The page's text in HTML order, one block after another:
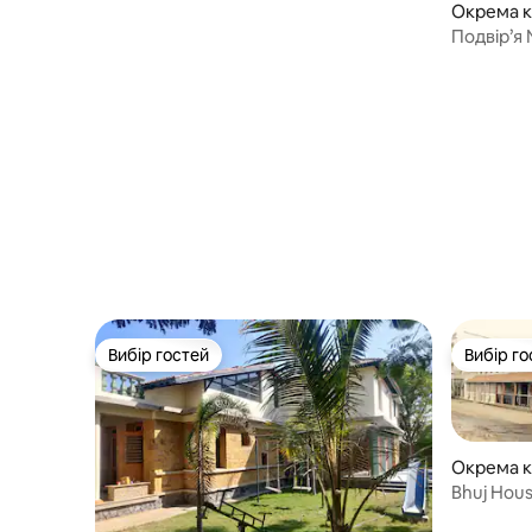
Окрема
Вибір гостей
Вибір гостей Вибір
Вибір
Окрема
Bhuj